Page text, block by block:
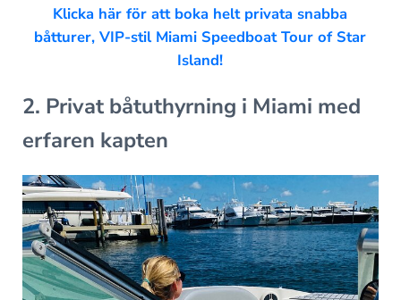
Klicka här för att boka helt privata snabba
båtturer, VIP-stil Miami Speedboat Tour of Star
Island!
2. Privat båtuthyrning i Miami med
erfaren kapten